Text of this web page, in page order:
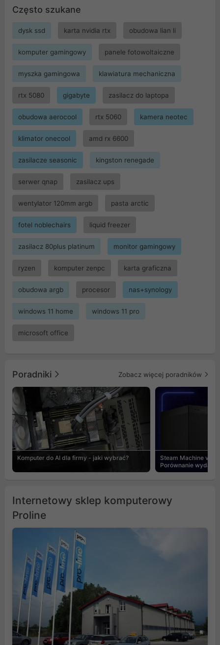
Często szukane
dysk ssd karta nvidia rtx obudowa lian li
komputer gamingowy panele fotowoltaiczne
myszka gamingowa klawiatura mechaniczna
rtx 5080 gigabyte zasilacz do laptopa
obudowa aerocool rtx 5060 kamera neotec
klimator onecool amd rx 6600
zasilacze seasonic kingston renegade
serwer qnap zasilacz ups
wentylator 120mm argb pasta arctic
fotel noblechairs liquid freezer
zasilacz 80plus platinum monitor gamingowy
ryzen komputer zenpc karta graficzna
obudowa argb procesor nas+synology
windows 11 home windows 11 pro
microsoft office
Poradniki Zobacz więcej poradników
Komputer do AI dla firmy - jaki wybrać?
Steam Machine vs
Porównanie
Internetowy sklep komputerowy
Proline